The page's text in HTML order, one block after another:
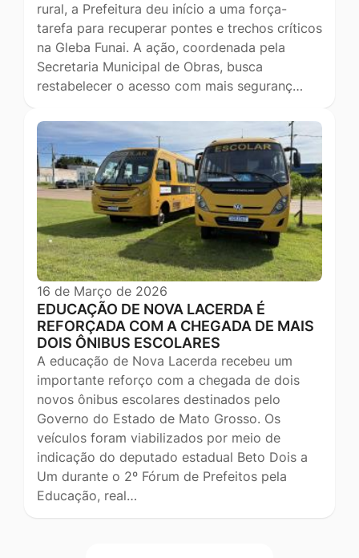
rural, a Prefeitura deu início a uma força-
tarefa para recuperar pontes e trechos críticos
na Gleba Funai. A ação, coordenada pela
Secretaria Municipal de Obras, busca
restabelecer o acesso com mais seguranç…
16 de Março de 2026
EDUCAÇÃO DE NOVA LACERDA É
REFORÇADA COM A CHEGADA DE MAIS
DOIS ÔNIBUS ESCOLARES
A educação de Nova Lacerda recebeu um
importante reforço com a chegada de dois
novos ônibus escolares destinados pelo
Governo do Estado de Mato Grosso. Os
veículos foram viabilizados por meio de
indicação do deputado estadual Beto Dois a
Um durante o 2º Fórum de Prefeitos pela
Educação, real…